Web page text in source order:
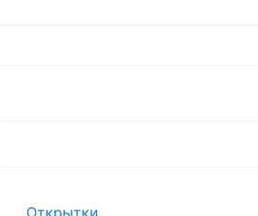
Открытки